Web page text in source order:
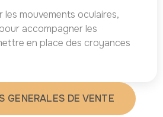
les mouvements oculaires,
accompagner les
en place des croyances
GENERALES DE VENTE